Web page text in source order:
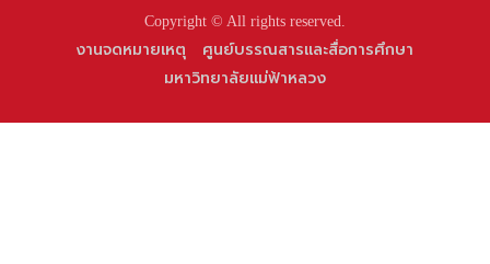
Copyright © All rights reserved.
งานจดหมายเหตุ
ศูนย์บรรณสารและสื่อการศึกษา
มหาวิทยาลัยแม่ฟ้าหลวง